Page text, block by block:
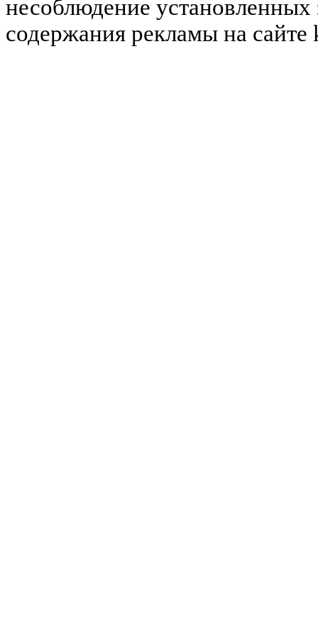
несоблюдение установленных
содержания рекламы на сайте